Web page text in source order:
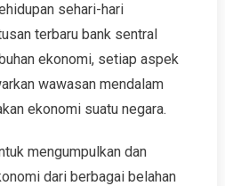
sehari-hari
terbaru bank sentral
ekonomi, setiap aspek
wawasan mendalam
ekonomi suatu negara.
mengumpulkan dan
dari berbagai belahan